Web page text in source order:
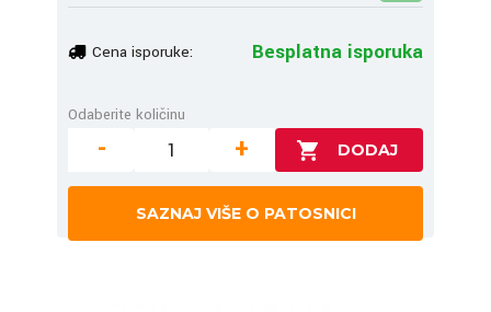
Cena isporuke: Besplatna isporuka
Odaberite količinu
- +
SAZNAJ VIŠE O PATOSNICI